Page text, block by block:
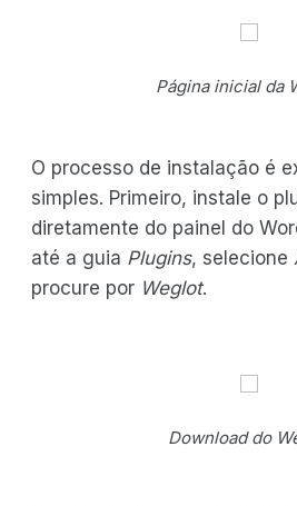
Página inicial da
O processo de instalação é
simples. Primeiro, instale o
diretamente do painel do
até a guia Plugins, selecione
procure por Weglot.
Download do